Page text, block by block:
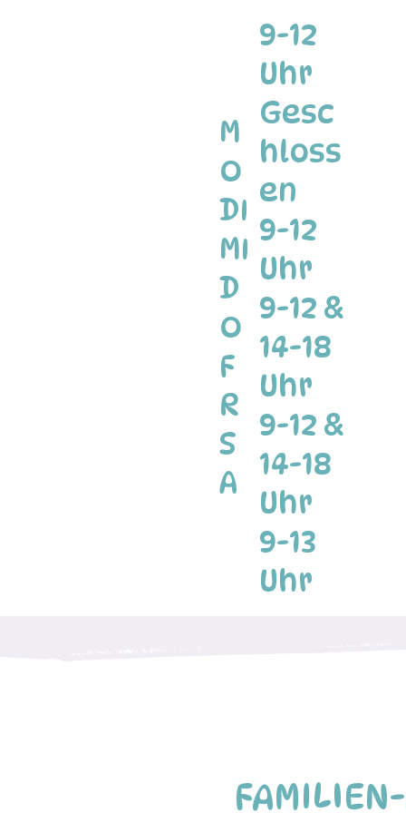
M
O
DI
MI
D
O
F
R
S
A
9-12
Uhr
Gesc
hloss
en
9-12
Uhr
9-12 &
14-18
Uhr
9-12 &
14-18
Uhr
9-13
Uhr